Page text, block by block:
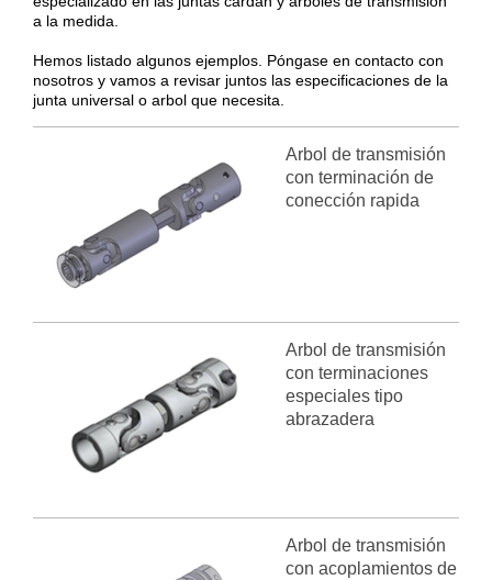
a la medida.
Hemos listado algunos ejemplos. Póngase en contacto con
nosotros y vamos a revisar juntos las especificaciones de la
junta universal o arbol que necesita.
Arbol de transmisión
con terminación de
conección rapida
Arbol de transmisión
con terminaciones
especiales tipo
abrazadera
Arbol de transmisión
con acoplamientos de